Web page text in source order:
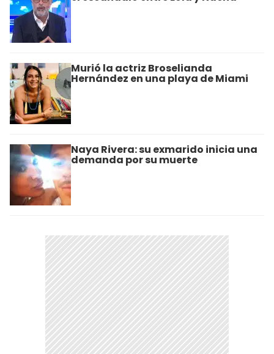
Murió la actriz Broselianda
Hernández en una playa de Miami
Naya Rivera: su exmarido inicia una
demanda por su muerte